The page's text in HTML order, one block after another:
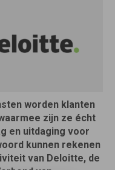
worden klanten
zijn ze écht
en uitdaging voor
kunnen rekenen
van Deloitte, de